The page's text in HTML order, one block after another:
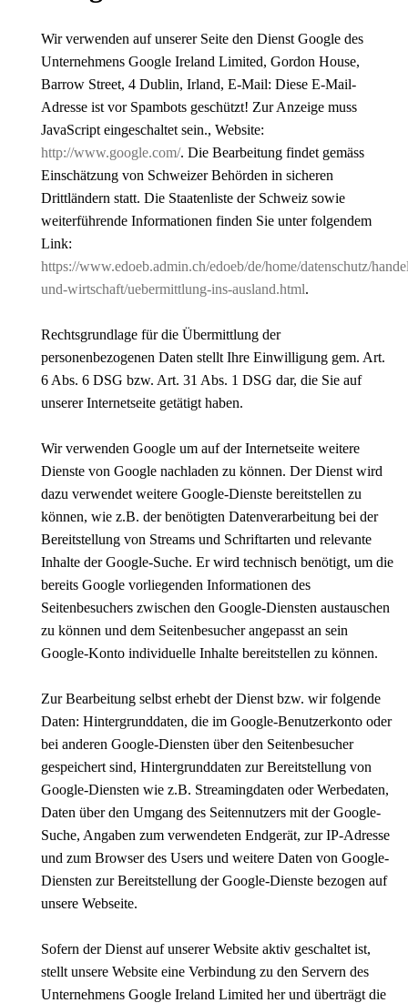
Wir verwenden auf unserer Seite den Dienst Google des
Unternehmens Google Ireland Limited, Gordon House,
Barrow Street, 4 Dublin, Irland, E-Mail: Diese E-Mail-
Adresse ist vor Spambots geschützt! Zur Anzeige muss
JavaScript eingeschaltet sein., Website:
http://www.google.com/. Die Bearbeitung findet gemäss
Einschätzung von Schweizer Behörden in sicheren
Drittländern statt. Die Staatenliste der Schweiz sowie
weiterführende Informationen finden Sie unter folgendem
Link:
https://www.edoeb.admin.ch/edoeb/de/home/datenschutz/
und-wirtschaft/uebermittlung-ins-ausland.html.
Rechtsgrundlage für die Übermittlung der
personenbezogenen Daten stellt Ihre Einwilligung gem. Art.
6 Abs. 6 DSG bzw. Art. 31 Abs. 1 DSG dar, die Sie auf
unserer Internetseite getätigt haben.
Wir verwenden Google um auf der Internetseite weitere
Dienste von Google nachladen zu können. Der Dienst wird
dazu verwendet weitere Google-Dienste bereitstellen zu
können, wie z.B. der benötigten Datenverarbeitung bei der
Bereitstellung von Streams und Schriftarten und relevante
Inhalte der Google-Suche. Er wird technisch benötigt, um die
bereits Google vorliegenden Informationen des
Seitenbesuchers zwischen den Google-Diensten austauschen
zu können und dem Seitenbesucher angepasst an sein
Google-Konto individuelle Inhalte bereitstellen zu können.
Zur Bearbeitung selbst erhebt der Dienst bzw. wir folgende
Daten: Hintergrunddaten, die im Google-Benutzerkonto oder
bei anderen Google-Diensten über den Seitenbesucher
gespeichert sind, Hintergrunddaten zur Bereitstellung von
Google-Diensten wie z.B. Streamingdaten oder Werbedaten,
Daten über den Umgang des Seitennutzers mit der Google-
Suche, Angaben zum verwendeten Endgerät, zur IP-Adresse
und zum Browser des Users und weitere Daten von Google-
Diensten zur Bereitstellung der Google-Dienste bezogen auf
unsere Webseite.
Sofern der Dienst auf unserer Website aktiv geschaltet ist,
stellt unsere Website eine Verbindung zu den Servern des
Unternehmens Google Ireland Limited her und überträgt die